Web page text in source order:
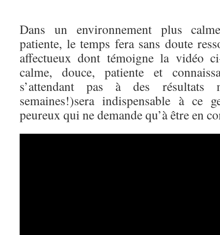
Dans un environnement plus
patiente, le temps fera sans doute
affectueux dont témoigne la vidéo
calme, douce, patiente et
s’attendant pas à des résultats
semaines!)sera indispensable à ce
peureux qui ne demande qu’à être en